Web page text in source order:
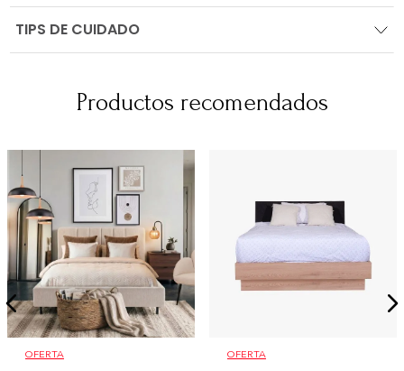
TIPS DE CUIDADO
Productos recomendados
OFERTA OFERTA